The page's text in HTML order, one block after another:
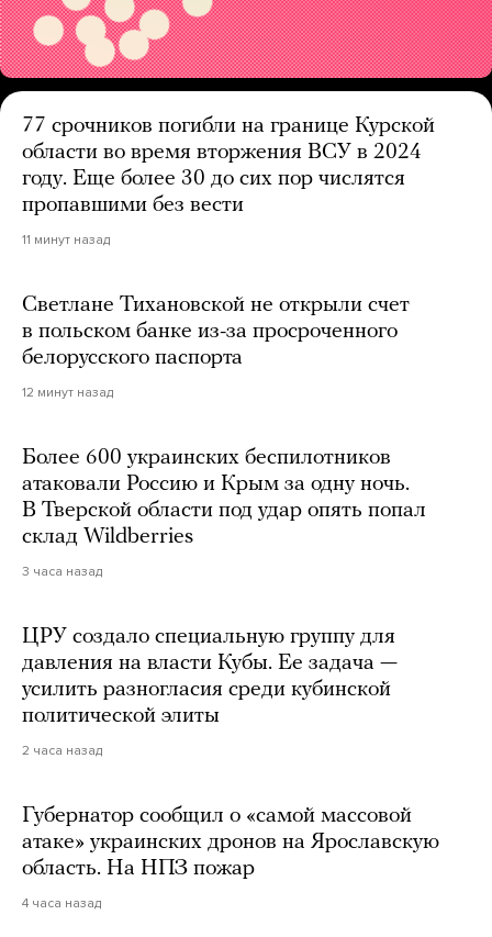
77 срочников погибли на границе Курской
области во время вторжения ВСУ в 2024
году. Еще более 30 до сих пор числятся
пропавшими без вести
11 минут назад
Светлане Тихановской не открыли счет
в польском банке из-за просроченного
белорусского паспорта
12 минут назад
Более 600 украинских беспилотников
атаковали Россию и Крым за одну ночь.
В Тверской области под удар опять попал
склад Wildberries
3 часа назад
ЦРУ создало специальную группу для
давления на власти Кубы. Ее задача —
усилить разногласия среди кубинской
политической элиты
2 часа назад
Губернатор сообщил о «самой массовой
атаке» украинских дронов на Ярославскую
область. На НПЗ пожар
4 часа назад